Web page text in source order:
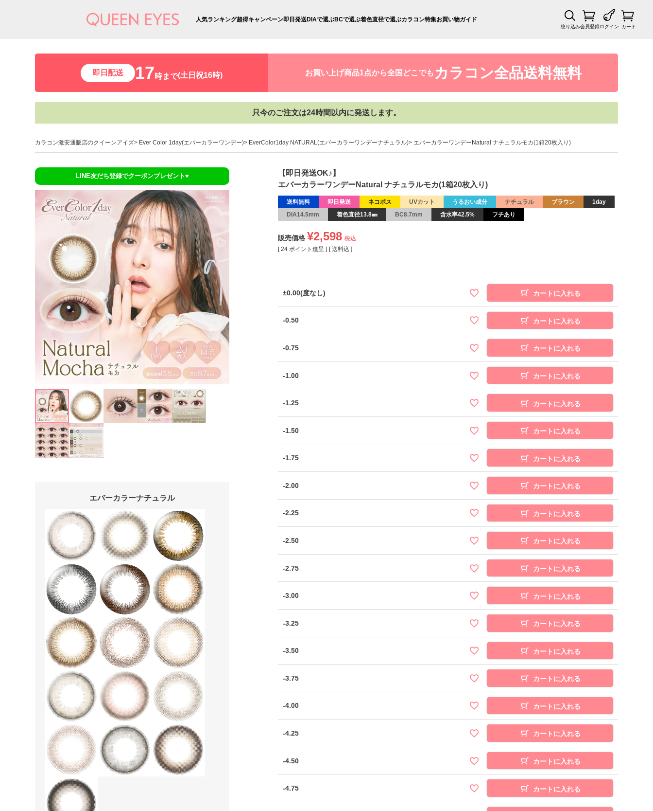
人気ランキング超得キャンペーン即日発送DIAで選ぶBCで選ぶ着色直径で選ぶカラコン特集お買い物ガイド
絞り込み会員登録ログイン カート
即日配送 17時まで(土日祝16時) お買い上げ商品1点から全国どこでも カラコン全品送料無料
只今のご注文は24時間以内に発送します。
カラコン激安通販店のクイーンアイズ Ever Color 1day(エバーカラーワンデー) EverColor1day NATURAL(エバーカラーワンデーナチュラル) エバーカラーワンデーNatural ナチュラルモカ(1箱20枚入り)
LINE友だち登録でクーポンプレゼント♥
エバーカラーナチュラル
【即日発送OK♪】
エバーカラーワンデーNatural ナチュラルモカ(1箱20枚入り)
送料無料 即日発送 ネコポス UVカット うるおい成分 ナチュラル ブラウン
1day
DIA14.5mm
着色直径13.8㎜ BC8.7mm 含水率42.5% フチあり
販売価格 ¥2,598 税込
[ 24 ポイント進呈 ] 送料込
±0.00(度なし) カートに入れる
-0.50 カートに入れる
-0.75 カートに入れる
-1.00 カートに入れる
-1.25 カートに入れる
-1.50 カートに入れる
-1.75 カートに入れる
-2.00 カートに入れる
-2.25 カートに入れる
-2.50 カートに入れる
-2.75 カートに入れる
-3.00 カートに入れる
-3.25 カートに入れる
-3.50 カートに入れる
-3.75 カートに入れる
-4.00 カートに入れる
-4.25 カートに入れる
-4.50 カートに入れる
-4.75 カートに入れる